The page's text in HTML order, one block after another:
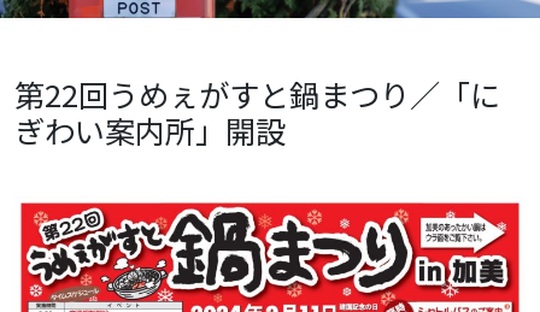
第22回うめぇがすと鍋まつり／「に
ぎわい案内所」開設